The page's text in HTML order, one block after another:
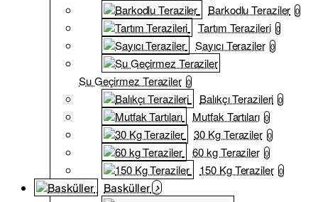
Barkodlu Teraziler 0
Tartım Terazileri 0
Sayıcı Teraziler 0
Su Geçirmez Teraziler 0
Balıkçı Terazileri 0
Mutfak Tartıları 0
30 Kg Teraziler 0
60 kg Teraziler 0
150 Kg Teraziler 0
Basküller